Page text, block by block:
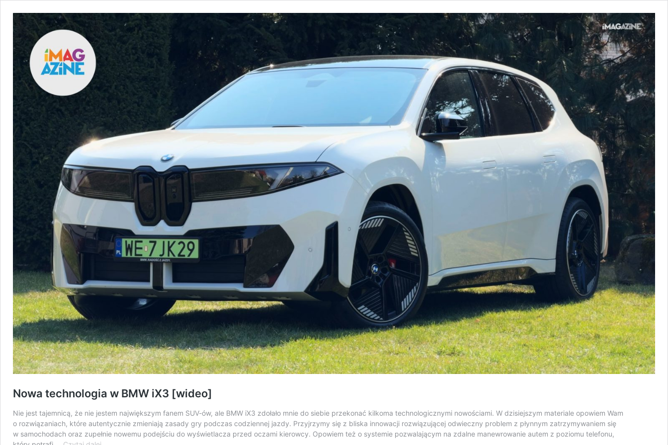
Nowa technologia w BMW iX3 [wideo]
Nie jest tajemnicą, że nie jestem największym fanem SUV-ów, ale BMW iX3 zdołało mnie do siebie przekonać kilkoma technologicznymi nowościami. W dzisiejszym materiale opowiem Wam
o rozwiązaniach, które autentycznie zmieniają zasady gry podczas codziennej jazdy. Przyjrzymy się z bliska innowacji rozwiązującej odwieczny problem z płynnym zatrzymywaniem się
w samochodach oraz zupełnie nowemu podejściu do wyświetlacza przed oczami kierowcy. Opowiem też o systemie pozwalającym na zdalne manewrowanie autem z poziomu telefonu,